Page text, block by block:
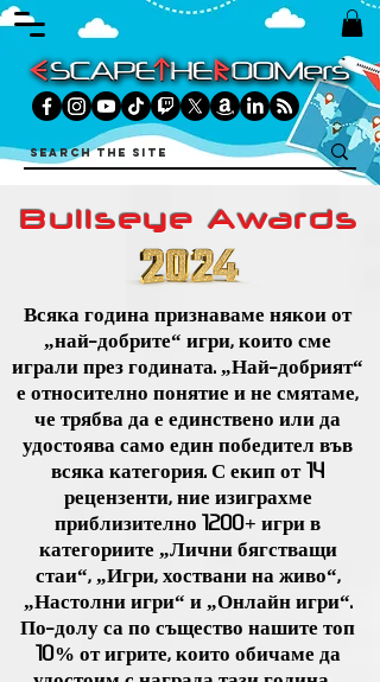
Bullseye Awards
Всяка година признаваме някои от
„най-добрите“ игри, които сме
играли през годината. „Най-добрият“
е относително понятие и не смятаме,
че трябва да е единствено или да
удостоява само един победител във
всяка категория. С екип от
14
рецензенти, ние изиграхме
приблизително 1200+ игри в
категориите „Лични бягстващи
стаи“, „Игри, хоствани на живо“,
„Настолни игри“ и „Онлайн игри“.
По-долу са по същество нашите топ
10% от игрите, които обичаме да